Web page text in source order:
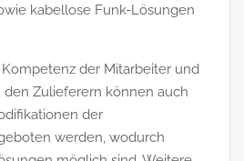
kabellose Funk-Lösungen
der Mitarbeiter und
Zulieferern können auch
der
werden, wodurch